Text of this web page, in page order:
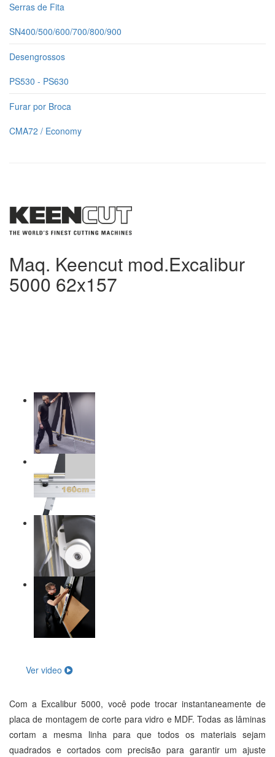
Serras de Fita
SN400/500/600/700/800/900
Desengrossos
PS530 - PS630
Furar por Broca
CMA72 / Economy
Maq. Keencut mod.Excalibur
5000 62x157
Ver video
Com a Excalibur 5000, você pode trocar instantaneamente de
placa de montagem de corte para vidro e MDF. Todas as lâminas
cortam a mesma linha para que todos os materiais sejam
quadrados e cortados com precisão para garantir um ajuste